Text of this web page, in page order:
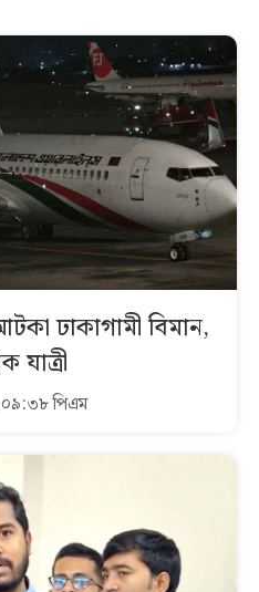
ঢাকাগামী বিমান,
পিএম